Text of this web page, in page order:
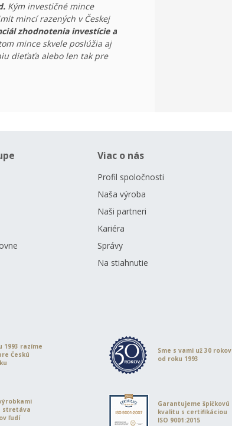
Kým investičné mince
mincí razených v Českej
zhodnotenia investície a
mince skvele poslúžia aj
dieťaťa alebo len tak pre
Viac o nás
Profil spoločnosti
Naša výroba
Naši partneri
Kariéra
Správy
Na stiahnutie
1993 razíme
Českú
Sme s vami už 30 rokov
od roku 1993
stretáva
ľudí
Garantujeme špičkovú
kvalitu s certifikáciou
ISO 9001:2015